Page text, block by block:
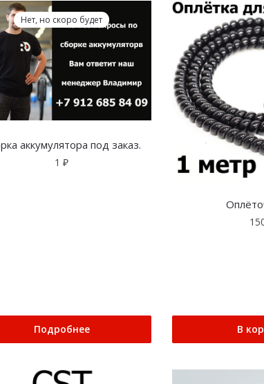
Нет, но скоро будет
аккумулятора под заказ.
1₽
Подробнее В